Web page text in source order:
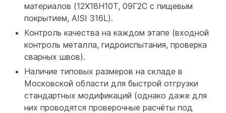
материалов (12Х18Н10Т, 09Г2С с пищевым
покрытием, AISI 316L).
Контроль качества на каждом этапе (входной
контроль металла, гидроиспытания, проверка
сварных швов).
Наличие типовых размеров на складе в
Московской области для быстрой отгрузки
стандартных модификаций (однако даже для
них проводятся проверочные расчёты под